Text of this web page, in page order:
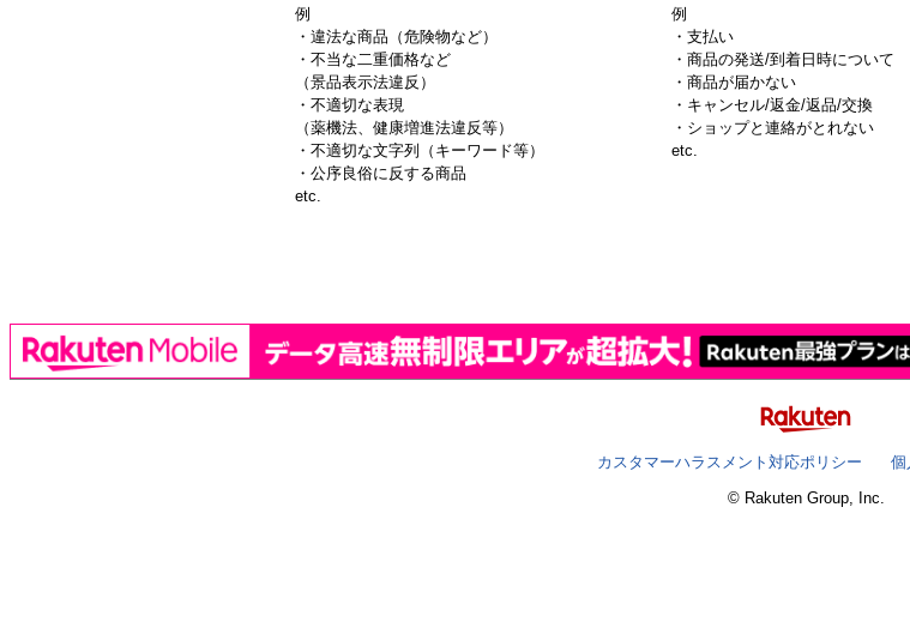
例
・違法な商品（危険物など）
・不当な二重価格など
（景品表示法違反）
・不適切な表現
（薬機法、健康増進法違反等）
・不適切な文字列（キーワード等）
・公序良俗に反する商品
etc.
例
・支払い
・商品の発送/到着日時について
・商品が届かない
・キャンセル/返金/返品/交換
・ショップと連絡がとれない
etc.
カスタマーハラスメント対応ポリシー
個
© Rakuten Group, Inc.